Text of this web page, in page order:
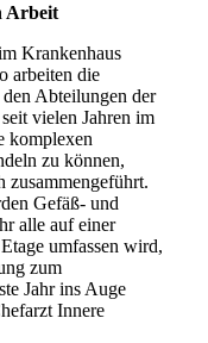
Arbeit
Krankenhaus
arbeiten die
Abteilungen der
vielen Jahren im
komplexen
zu können,
zusammengeführt.
Gefäß- und
alle auf einer
umfassen wird,
zum
Jahr ins Auge
Innere